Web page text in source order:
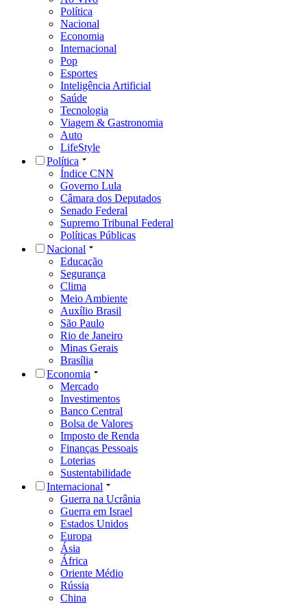
Política
Nacional
Economia
Internacional
Pop
Esportes
Inteligência Artificial
Saúde
Tecnologia
Viagem & Gastronomia
Auto
LifeStyle
Política
Índice CNN
Governo Lula
Câmara dos Deputados
Senado Federal
Supremo Tribunal Federal
Políticas Públicas
Nacional
Educação
Segurança
Clima
Meio Ambiente
Auxílio Brasil
São Paulo
Rio de Janeiro
Minas Gerais
Brasília
Economia
Mercado
Investimentos
Banco Central
Bolsa de Valores
Imposto de Renda
Finanças Pessoais
Loterias
Sustentabilidade
Internacional
Guerra na Ucrânia
Guerra em Israel
Estados Unidos
Europa
Ásia
África
Oriente Médio
Rússia
China